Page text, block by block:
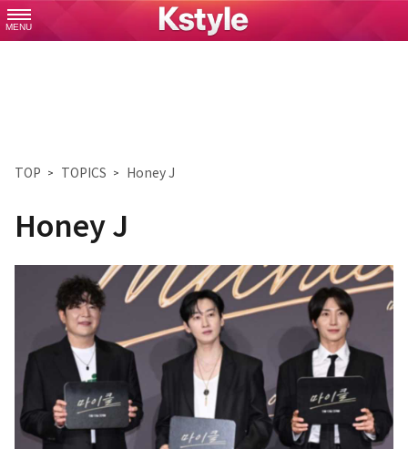
MENU
TOP TOPICS Honey J
Honey J